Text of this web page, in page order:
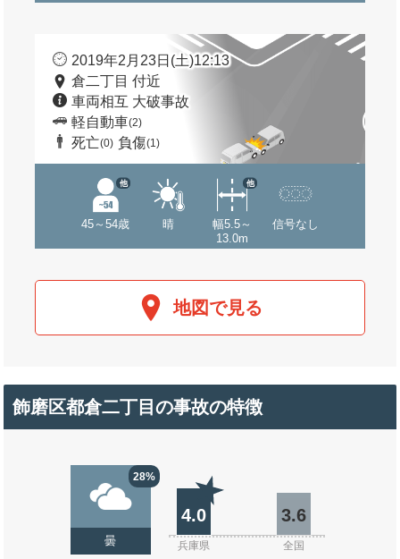
2019年2月23日(土)12:13
倉二丁目 付近
車両相互 大破事故
軽自動車(2)
死亡(0) 負傷(1)
45～54歳
他
晴
幅5.5～
13.0m
他
信号なし
地図で見る
飾磨区都倉二丁目の事故の特徴
28%
曇
4.0 3.6
兵庫県 全国